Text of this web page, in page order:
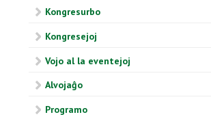
Kongresurbo
Kongresejoj
Vojo al la eventejoj
Alvojaĝo
Programo